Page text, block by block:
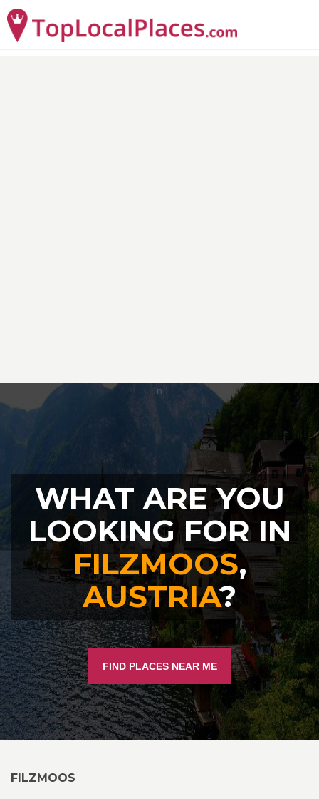
WHAT ARE YOU
LOOKING FOR IN
FILZMOOS,
AUSTRIA?
FIND PLACES NEAR ME
FILZMOOS